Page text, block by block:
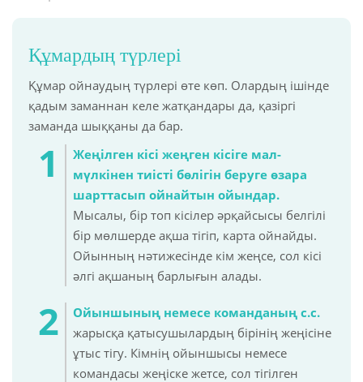
Құмардың түрлері
Құмар ойнаудың түрлері өте көп. Олардың ішінде
қадым заманнан келе жатқандары да, қазіргі
заманда шыққаны да бар.
Жеңілген кісі жеңген кісіге мал-
мүлкінен тиісті бөлігін беруге өзара
шарттасып ойнайтын ойындар.
Мысалы, бір топ кісілер әрқайсысы белгілі
бір мөлшерде ақша тігіп, карта ойнайды.
Ойынның нәтижесінде кім жеңсе, сол кісі
әлгі ақшаның барлығын алады.
Ойыншының немесе команданың с.с.
жарысқа қатысушылардың бірінің жеңісіне
ұтыс тігу. Кімнің ойыншысы немесе
командасы жеңіске жетсе, сол тігілген